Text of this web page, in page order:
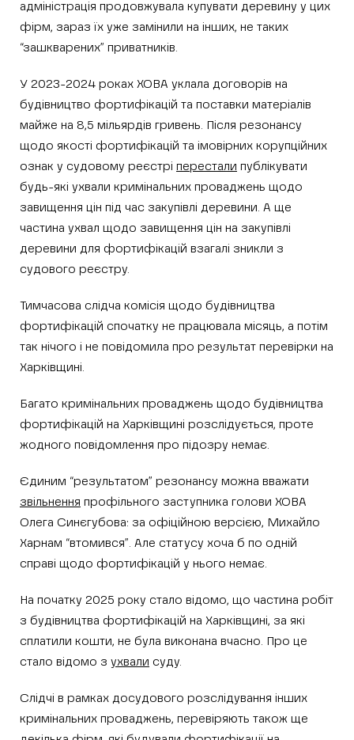
адміністрація продовжувала купувати деревину у цих
фірм, зараз їх уже замінили на інших, не таких
“зашкварених” приватників.
У 2023-2024 роках ХОВА уклала договорів на
будівництво фортифікацій та поставки матеріалів
майже на 8,5 мільярдів гривень. Після резонансу
щодо якості фортифікацій та імовірних корупційних
ознак у судовому реєстрі перестали публікувати
будь-які ухвали кримінальних проваджень щодо
завищення цін під час закупівлі деревини. А ще
частина ухвал щодо завищення цін на закупівлі
деревини для фортифікацій взагалі зникли з
судового реєстру.
Тимчасова слідча комісія щодо будівництва
фортифікацій спочатку не працювала місяць, а потім
так нічого і не повідомила про результат перевірки на
Харківщині.
Багато кримінальних проваджень щодо будівництва
фортифікацій на Харківщині розслідується, проте
жодного повідомлення про підозру немає.
Єдиним “результатом” резонансу можна вважати
звільнення профільного заступника голови ХОВА
Олега Синєгубова: за офіційною версією, Михайло
Харнам “втомився”. Але статусу хоча б по одній
справі щодо фортифікацій у нього немає.
На початку 2025 року стало відомо, що частина робіт
з будівництва фортифікацій на Харківщині, за які
сплатили кошти, не була виконана вчасно. Про це
стало відомо з ухвали суду.
Слідчі в рамках досудового розслідування інших
кримінальних проваджень, перевіряють також ще